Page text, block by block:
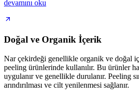
devamını oku
Doğal ve Organik İçerik
Nar çekirdeği genellikle organik ve doğal
peeling ürünlerinde kullanılır. Bu ürünler
uygulanır ve genellikle durulanır. Peeling
arındırılması ve cilt yenilenmesi sağlanır.